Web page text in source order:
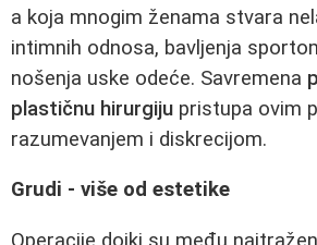
a koja mnogim ženama stvara
intimnih odnosa, bavljenja
nošenja uske odeće. Savremena
plastičnu hirurgiju pristupa ovim
razumevanjem i diskrecijom.
Grudi - više od estetike